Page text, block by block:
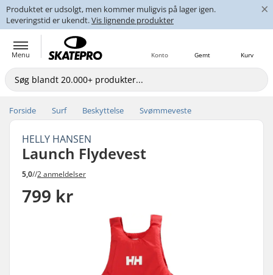
Produktet er udsolgt, men kommer muligvis på lager igen.
Leveringstid er ukendt.Vis lignende produkter
×
Menu Kurv
Gemt
Konto
Forside Surf Beskyttelse Svømmeveste
HELLY HANSEN
Launch Flydevest
5,0//2 anmeldelser
799 kr